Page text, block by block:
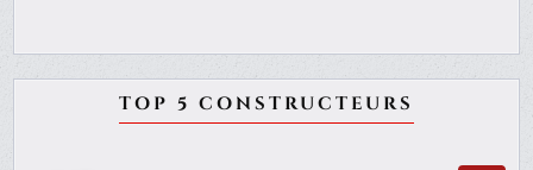
TOP 5 CONSTRUCTEURS